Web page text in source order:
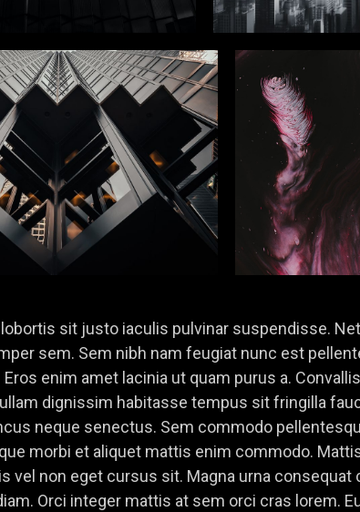
sit justo iaculis pulvinar suspendisse.
sem. Sem nibh nam feugiat nunc est
enim amet lacinia ut quam purus a.
dignissim habitasse tempus sit fringilla
neque senectus. Sem commodo
morbi et aliquet mattis enim commodo.
vel non eget cursus sit. Magna urna
Orci integer mattis at sem orci cras lorem.